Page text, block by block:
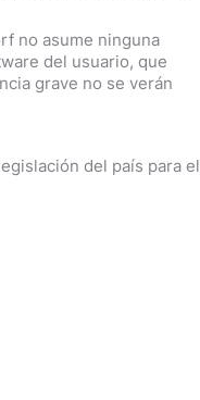
no asume ninguna
del usuario, que
grave no se verán
del país para el